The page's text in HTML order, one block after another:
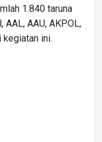
1.840 taruna
AAL, AAU, AKPOL,
kegiatan ini.